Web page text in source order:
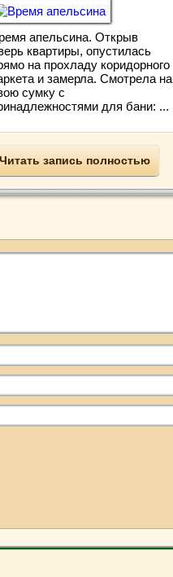
апельсина. Открыв
квартиры, опустилась
на прохладу коридорного
и замерла. Смотрела на
сумку с
для бани: ...
Читать запись полностью